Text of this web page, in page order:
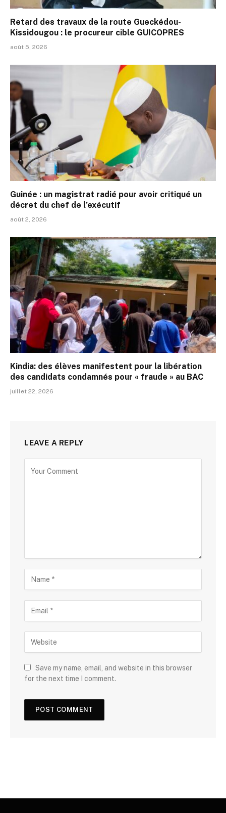
Retard des travaux de la route Gueckédou-
Kissidougou : le procureur cible GUICOPRES
août 5, 2026
Guinée : un magistrat radié pour avoir critiqué un
décret du chef de l’exécutif
août 2, 2026
Kindia: des élèves manifestent pour la libération
des candidats condamnés pour « fraude » au BAC
juillet 22, 2026
LEAVE A REPLY
Save my name, email, and website in this browser
for the next time I comment.